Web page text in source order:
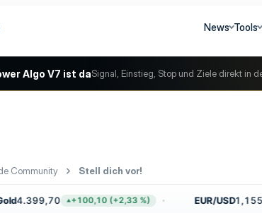
News Tools
Algo V7 ist daSignal, Einstieg, Stop und Ziele direkt in
Community Stell dich vor!
4.399,70 +100,10 (+2,33 %) EUR/USD1,1559